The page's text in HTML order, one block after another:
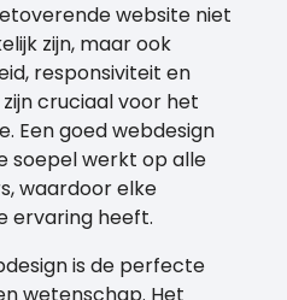
website niet
zijn, maar ook
responsiviteit en
cruciaal voor het
Een goed webdesign
soepel werkt op alle
waardoor elke
ervaring heeft.
is de perfecte